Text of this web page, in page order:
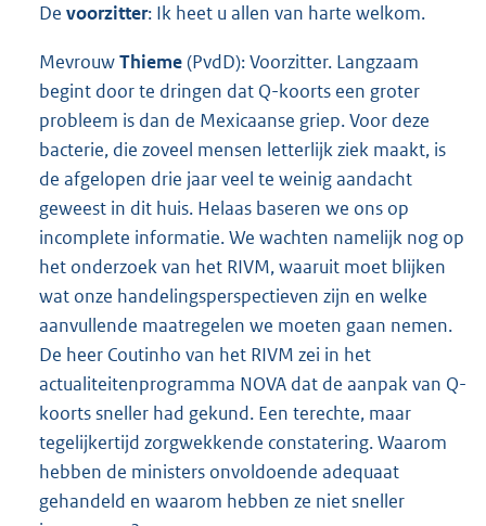
De voorzitter: Ik heet u allen van harte welkom.
MevrouwThieme(PvdD): Voorzitter. Langzaam
begint door te dringen dat Q-koorts een groter
probleem is dan de Mexicaanse griep. Voor deze
bacterie, die zoveel mensen letterlijk ziek maakt, is
de afgelopen drie jaar veel te weinig aandacht
geweest in dit huis. Helaas baseren we ons op
incomplete informatie. We wachten namelijk nog op
het onderzoek van het RIVM, waaruit moet blijken
wat onze handelingsperspectieven zijn en welke
aanvullende maatregelen we moeten gaan nemen.
De heer Coutinho van het RIVM zei in het
actualiteitenprogramma NOVA dat de aanpak van Q-
koorts sneller had gekund. Een terechte, maar
tegelijkertijd zorgwekkende constatering. Waarom
hebben de ministers onvoldoende adequaat
gehandeld en waarom hebben ze niet sneller